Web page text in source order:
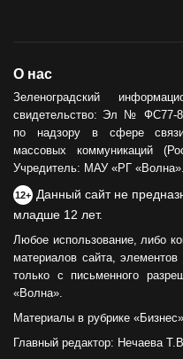
О нас
Зеленоградский
свидетельство: Эл № ФС77-
по надзору в сфере
массовых коммуникаций
Учредитель: МАУ «РГ «Волна».
12+ Данный сайт не
младше 12 лет.
Любое использование, либо
материалов сайта,
только с письменного
«Волна».
Материалы в рубрике
Главный редактор: Нечаева Т.В.